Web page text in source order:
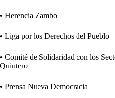
• Herencia Zambo
• Liga por los Derechos del Pueblo
• Comité de Solidaridad con los
Quintero
• Prensa Nueva Democracia